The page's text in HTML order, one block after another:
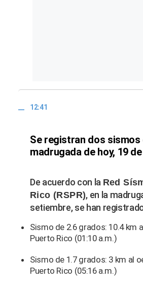
12:41
Se registran dos sismos
madrugada de hoy, 19
De acuerdo con la Red
Rico (RSPR), en la
setiembre, se han
Sismo de 2.6 grados: 10.4 km
Puerto Rico (01:10 a.m.)
Sismo de 1.7 grados: 3 km al
Puerto Rico (05:16 a.m.)